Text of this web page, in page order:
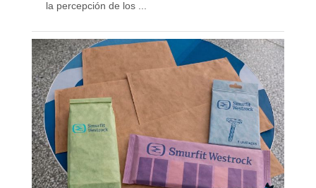
la percepción de los ...